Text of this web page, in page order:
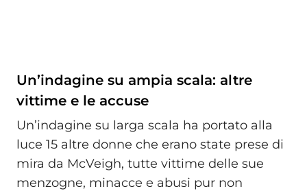
Un’indagine su ampia scala: altre
vittime e le accuse
Un’indagine su larga scala ha portato alla
luce 15 altre donne che erano state prese di
mira da McVeigh, tutte vittime delle sue
menzogne, minacce e abusi pur non